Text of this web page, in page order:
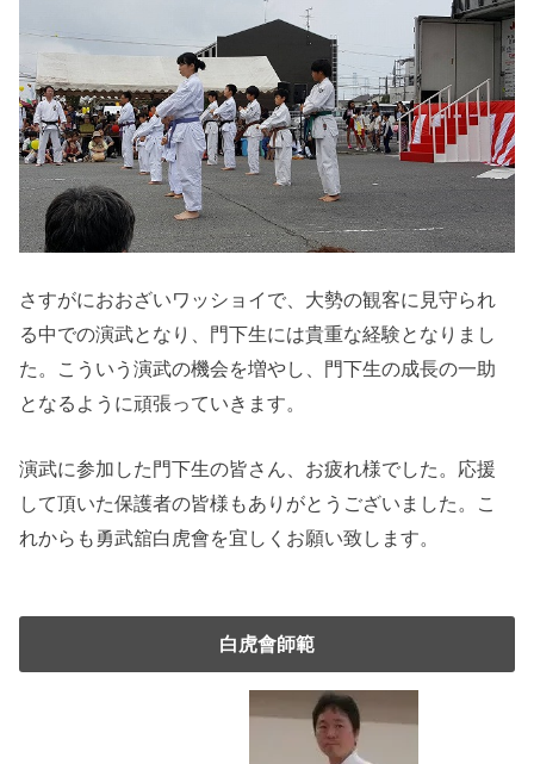
さすがにおおざいワッショイで、大勢の観客に見守られ
る中での演武となり、門下生には貴重な経験となりまし
た。こういう演武の機会を増やし、門下生の成長の一助
となるように頑張っていきます。
演武に参加した門下生の皆さん、お疲れ様でした。応援
して頂いた保護者の皆様もありがとうございました。こ
れからも勇武舘白虎會を宜しくお願い致します。
白虎會師範